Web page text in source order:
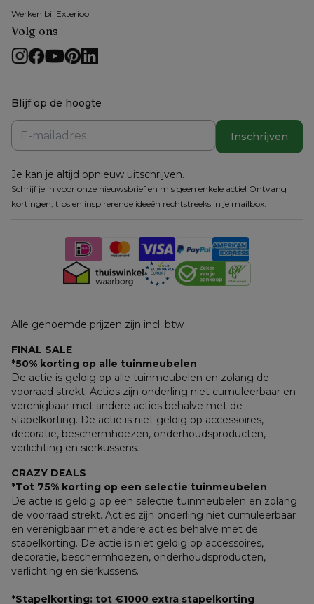
Werken bij Exterioo
Volg ons
Blijf op de hoogte
Inschrijven
Je kan je altijd opnieuw uitschrijven.
Schrijf je in voor onze nieuwsbrief en mis geen enkele actie! Ontvang
kortingen, tips en inspirerende ideeën rechtstreeks in je mailbox.
Alle genoemde prijzen zijn incl. btw
FINAL SALE
*50% korting op alle tuinmeubelen
De actie is geldig op alle tuinmeubelen en zolang de
voorraad strekt. Acties zijn onderling niet cumuleerbaar en
verenigbaar met andere acties behalve met de
stapelkorting. De actie is niet geldig op accessoires,
decoratie, beschermhoezen, onderhoudsproducten,
verlichting en sierkussens.
CRAZY DEALS
*Tot 75% korting op een selectie tuinmeubelen
De actie is geldig op een selectie tuinmeubelen en zolang
de voorraad strekt. Acties zijn onderling niet cumuleerbaar
en verenigbaar met andere acties behalve met de
stapelkorting. De actie is niet geldig op accessoires,
decoratie, beschermhoezen, onderhoudsproducten,
verlichting en sierkussens.
*Stapelkorting: tot €1000 extra stapelkorting